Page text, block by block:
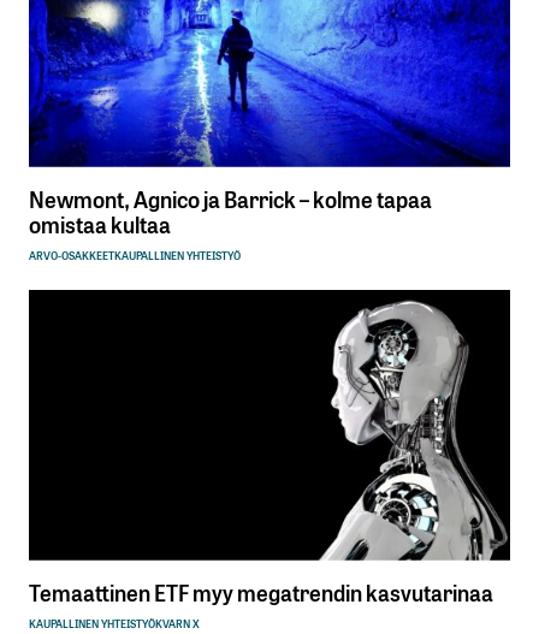
Newmont, Agnico ja Barrick – kolme tapaa
omistaa kultaa
ARVO-OSAKKEETKAUPALLINEN YHTEISTYÖ
Temaattinen ETF myy megatrendin kasvutarinaa
KAUPALLINEN YHTEISTYÖKVARN X